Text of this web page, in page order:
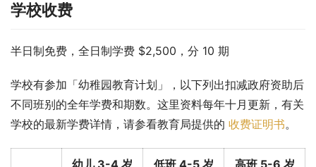
学校收费
半日制免费，全日制学费 $2,500，分 10 期
学校有参加「幼稚园教育计划」，以下列出扣减政府资助后
不同班别的全年学费和期数。这里资料每年十月更新，有关
学校的最新学费详情，请参看教育局提供的 收费证明书。